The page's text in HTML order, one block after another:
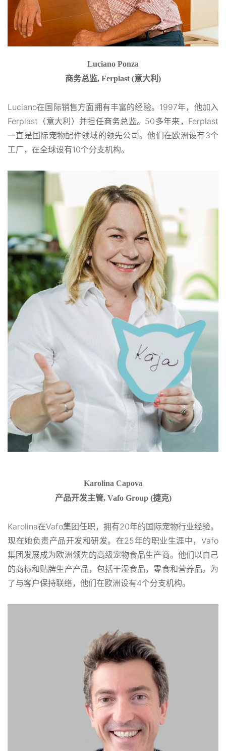
Luciano Ponza
商务总监, Ferplast (意大利)
Luciano在国际销售方面拥有丰富的经验。1997年，他加入
Ferplast（意大利）并担任商务总监。50多年来，Ferplast
一直是国际宠物配件领域的领先公司。他们在欧洲设有3个
工厂，在全球设有10个分支机构。
Karolina Capova
产品开发主管, Vafo Group (捷克)
Karolina在Vafo集团任职，拥有20年的国际宠物行业经验。
现在她负责产品开发和研发。在25年的职业生涯中，Vafo
集团发展成为欧洲领先的高级宠物食品生产商。他们以自己
的商标和贴牌生产产品，包括干湿食品，零食和营养品。为
了与客户保持联络，他们在欧洲设有4个分支机构。